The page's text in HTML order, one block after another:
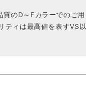
質のD ～ Fカラーでのご用
ティは最高値を表すVS 以